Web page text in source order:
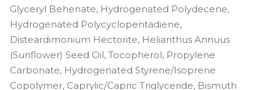
Glyceryl Behenate, Hydrogenated Polydecene,
Hydrogenated Polycyclopentadiene,
Disteardimonium Hectorite, Helianthus Annuus
(Sunflower) Seed Oil, Tocopherol, Propylene
Carbonate, Hydrogenated Styrene/Isoprene
Copolymer, Caprylic/Capric Triglyceride, Bismuth